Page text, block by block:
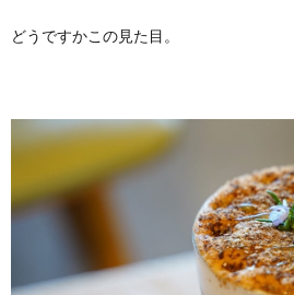
どうですかこの見た目。